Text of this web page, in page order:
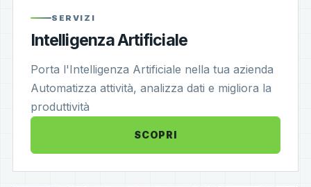
SERVIZI
Intelligenza Artificiale
Porta l'Intelligenza Artificiale nella tua azienda
Automatizza attività, analizza dati e migliora la
produttività
SCOPRI